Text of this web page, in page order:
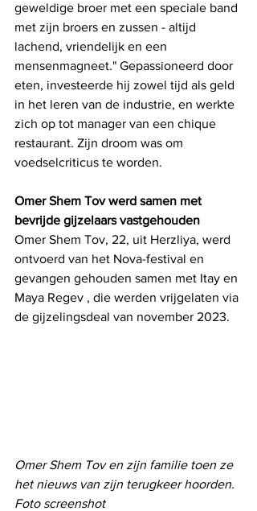
geweldige broer met een speciale band
met zijn broers en zussen - altijd
lachend, vriendelijk en een
mensenmagneet." Gepassioneerd door
eten, investeerde hij zowel tijd als geld
in het leren van de industrie, en werkte
zich op tot manager van een chique
restaurant. Zijn droom was om
voedselcriticus te worden.
Omer Shem Tov werd samen met
bevrijde gijzelaars vastgehouden
Omer Shem Tov, 22, uit Herzliya, werd
ontvoerd van het Nova-festival en
gevangen gehouden samen met Itay en
Maya Regev , die werden vrijgelaten via
de gijzelingsdeal van november 2023.
Omer Shem Tov en zijn familie toen ze
het nieuws van zijn terugkeer hoorden.
Foto screenshot